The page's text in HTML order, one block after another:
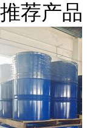
推荐产品